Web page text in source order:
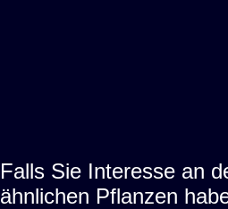
Falls Sie Interesse an
ähnlichen Pflanzen